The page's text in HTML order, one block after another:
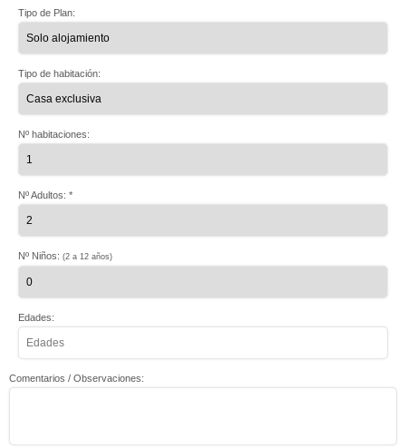
Tipo de Plan:
Tipo de habitación:
Nº habitaciones:
Nº Adultos: *
Nº Niños: (2 a 12 años)
Edades:
Comentarios / Observaciones: